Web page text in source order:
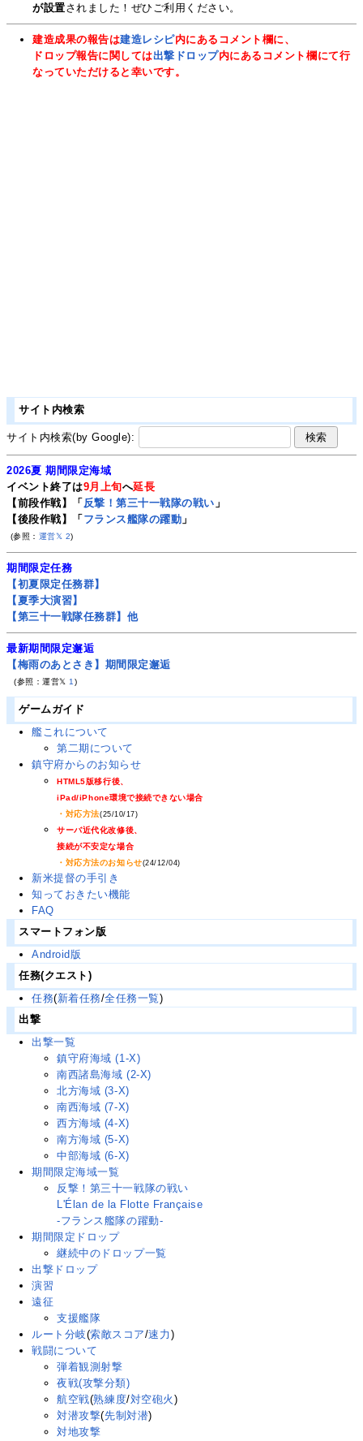
が設置されました！ぜひご利用ください。
建造成果の報告は建造レシピ内にあるコメント欄に、
ドロップ報告に関しては出撃ドロップ内にあるコメント欄にて行
なっていただけると幸いです。
サイト内検索
サイト内検索(by Google):
2026夏 期間限定海域
イベント終了は9月上旬へ延長
【前段作戦】「 反撃！第三十一戦隊の戦い 」
【後段作戦】「 フランス艦隊の躍動 」
(参照： 運営𝕏 2)
期間限定任務
【初夏限定任務群】
【夏季大演習】
【第三十一戦隊任務群】他
最新期間限定邂逅
【梅雨のあとさき】期間限定邂逅
(参照：運営𝕏 1 )
ゲームガイド
艦これについて
第二期について
鎮守府からのお知らせ
HTML5版移行後、
iPad/iPhone環境で接続できない場合
・対応方法(25/10/17)
サーバ近代化改修後、
接続が不安定な場合
・対応方法のお知らせ(24/12/04)
新米提督の手引き
知っておきたい機能
FAQ
スマートフォン版
Android版
任務(クエスト)
任務(新着任務/全任務一覧)
出撃
出撃一覧
鎮守府海域 (1-X)
南西諸島海域 (2-X)
北方海域 (3-X)
南西海域 (7-X)
西方海域 (4-X)
南方海域 (5-X)
中部海域 (6-X)
期間限定海域一覧
反撃！第三十一戦隊の戦い
L'Élan de la Flotte Française
-フランス艦隊の躍動-
期間限定ドロップ
継続中のドロップ一覧
出撃ドロップ
演習
遠征
支援艦隊
ルート分岐(索敵スコア/速力 )
戦闘について
弾着観測射撃
夜戦(攻撃分類)
航空戦(熟練度/対空砲火 )
対潜攻撃(先制対潜)
対地攻撃